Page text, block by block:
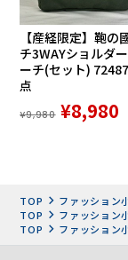
【産経限定】鞄の
チ3WAYショルダ
ーチ(セット)
点
¥9,980 ¥8,980
TOP ファッション
TOP
ファッション
TOP
ファッション